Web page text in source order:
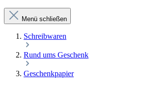
Menü schließen
Schreibwaren
Rund ums Geschenk
Geschenkpapier